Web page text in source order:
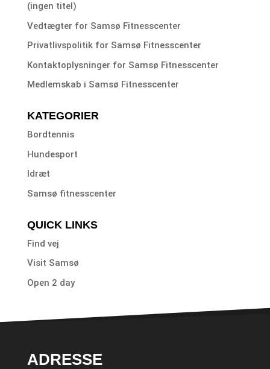
(ingen titel)
Vedtægter for Samsø Fitnesscenter
Privatlivspolitik for Samsø Fitnesscenter
Kontaktoplysninger for Samsø Fitnesscenter
Medlemskab i Samsø Fitnesscenter
KATEGORIER
Bordtennis
Hundesport
Idræt
Samsø fitnesscenter
QUICK LINKS
Find vej
Visit Samsø
Open 2 day
ADRESSE